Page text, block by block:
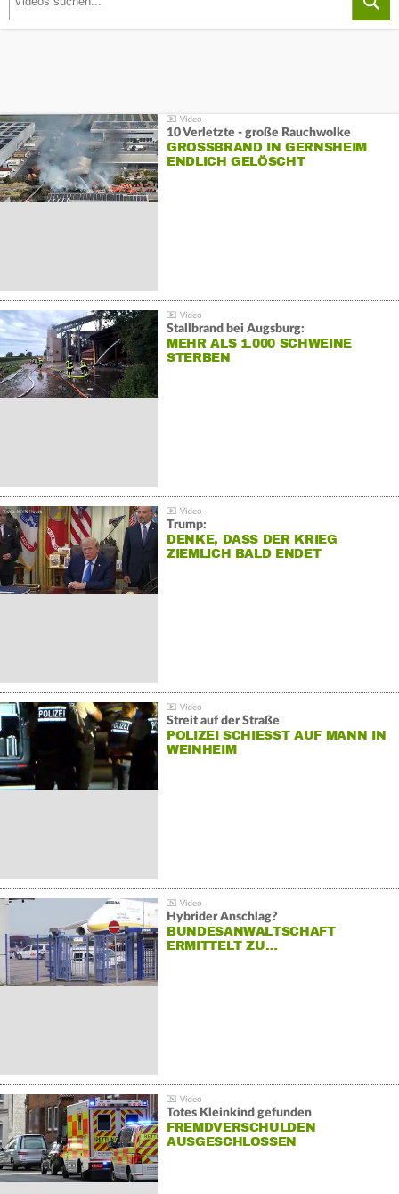
10 Verletzte - große Rauchwolke
GROSSBRAND IN GERNSHEIM E
NDLICH GELÖSCHT
Stallbrand bei Augsburg:
MEHR ALS 1.000 SCHWEINE
STERBEN
Trump:
DENKE, DASS DER KRIEG
ZIEMLICH BALD ENDET
Streit auf der Straße
POLIZEI SCHIESST AUF MANN IN W
EINHEIM
Hybrider Anschlag?
BUNDESANWALTSCHAFT
ERMITTELT ZU…
Totes Kleinkind gefunden
FREMDVERSCHULDEN
AUSGESCHLOSSEN